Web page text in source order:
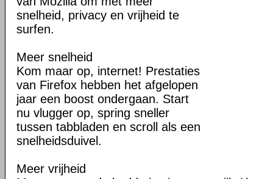
snelheid, privacy en vrijheid te
surfen.
Meer snelheid
Kom maar op, internet! Prestaties
van Firefox hebben het afgelopen
jaar een boost ondergaan. Start
nu vlugger op, spring sneller
tussen tabbladen en scroll als een
snelheidsduivel.
Meer vrijheid